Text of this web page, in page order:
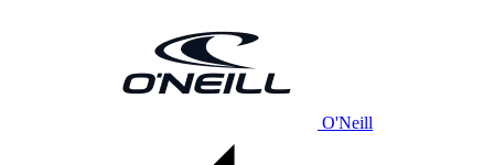
O'Neill